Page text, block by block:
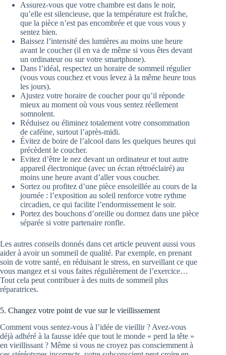
Assurez-vous que votre chambre est dans le noir,
qu’elle est silencieuse, que la température est fraîche,
que la pièce n’est pas encombrée et que vous vous y
sentez bien.
Baissez l’intensité des lumières au moins une heure
avant le coucher (il en va de même si vous êtes devant
un ordinateur ou sur votre smartphone).
Dans l’idéal, respectez un horaire de sommeil régulier
(vous vous couchez et vous levez à la même heure tous
les jours).
Ajustez votre horaire de coucher pour qu’il réponde
mieux au moment où vous vous sentez réellement
somnolent.
Réduisez ou éliminez totalement votre consommation
de caféine, surtout l’après-midi.
Évitez de boire de l’alcool dans les quelques heures qui
précèdent le coucher.
Evitez d’être le nez devant un ordinateur et tout autre
appareil électronique (avec un écran rétroéclairé) au
moins une heure avant d’aller vous coucher.
Sortez ou profitez d’une pièce ensoleillée au cours de la
journée : l’exposition au soleil renforce votre rythme
circadien, ce qui facilite l’endormissement le soir.
Portez des bouchons d’oreille ou dormez dans une pièce
séparée si votre partenaire ronfle.
Les autres conseils donnés dans cet article peuvent aussi vous
aider à avoir un sommeil de qualité. Par exemple, en prenant
soin de votre santé, en réduisant le stress, en surveillant ce que
vous mangez et si vous faites régulièrement de l’exercice…
Tout cela peut contribuer à des nuits de sommeil plus
réparatrices.
5. Changez votre point de vue sur le vieillissement
Comment vous sentez-vous à l’idée de vieillir ? Avez-vous
déjà adhéré à la fausse idée que tout le monde « perd la tête »
en vieillissant ? Même si vous ne croyez pas consciemment à